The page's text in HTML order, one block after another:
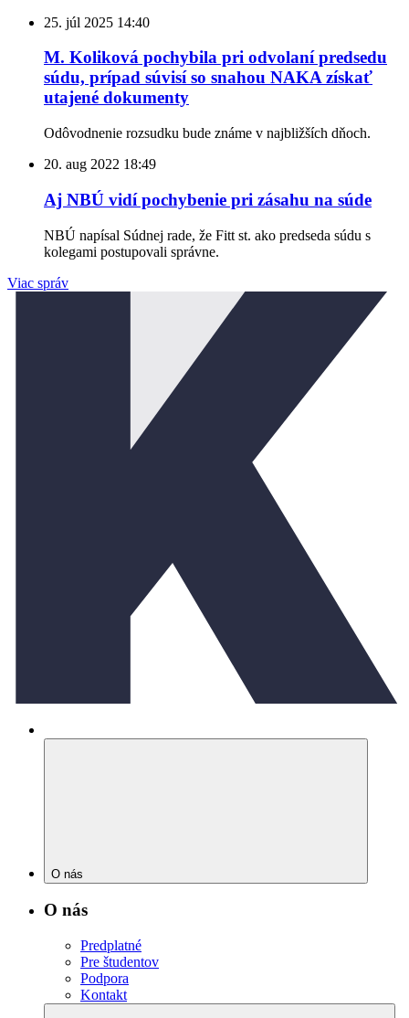
25. júl 2025 14:40
M. Koliková pochybila pri odvolaní predsedu
súdu, prípad súvisí so snahou NAKA získať
utajené dokumenty
Odôvodnenie rozsudku bude známe v najbližších dňoch.
20. aug 2022 18:49
Aj NBÚ vidí pochybenie pri zásahu na súde
NBÚ napísal Súdnej rade, že Fitt st. ako predseda súdu s
kolegami postupovali správne.
Viac správ
O nás
O nás
Predplatné
Pre študentov
Podpora
Kontakt